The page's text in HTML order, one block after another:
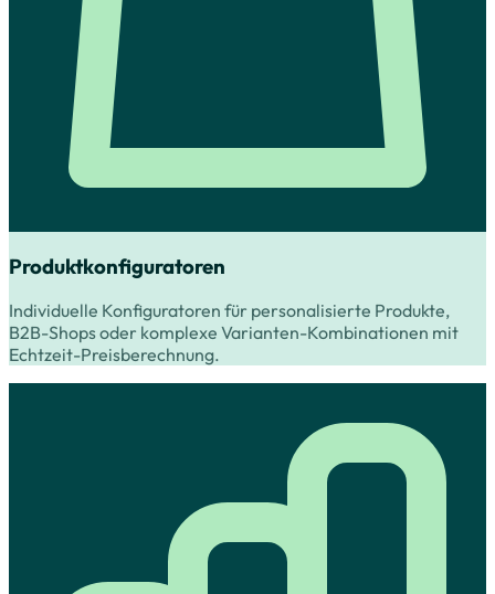
Produktkonfiguratoren
Individuelle Konfiguratoren für personalisierte Produkte,
B2B-Shops oder komplexe Varianten-Kombinationen mit
Echtzeit-Preisberechnung.